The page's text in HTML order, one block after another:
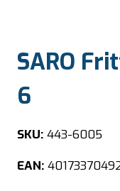
SARO
6
SKU: 443-6005
EAN: